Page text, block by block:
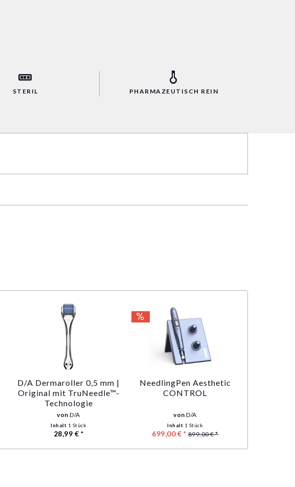
STERIL PHARMAZEUTISCH REIN
D/A Dermaroller 0,5 mm |
Original mit TruNeedle™-
Technologie
vonD/A
Inhalt 1 Stück
28,99 € *
NeedlingPen Aesthetic
CONTROL
vonD/A
Inhalt 1 Stück
699,00 € * 899,00 € *